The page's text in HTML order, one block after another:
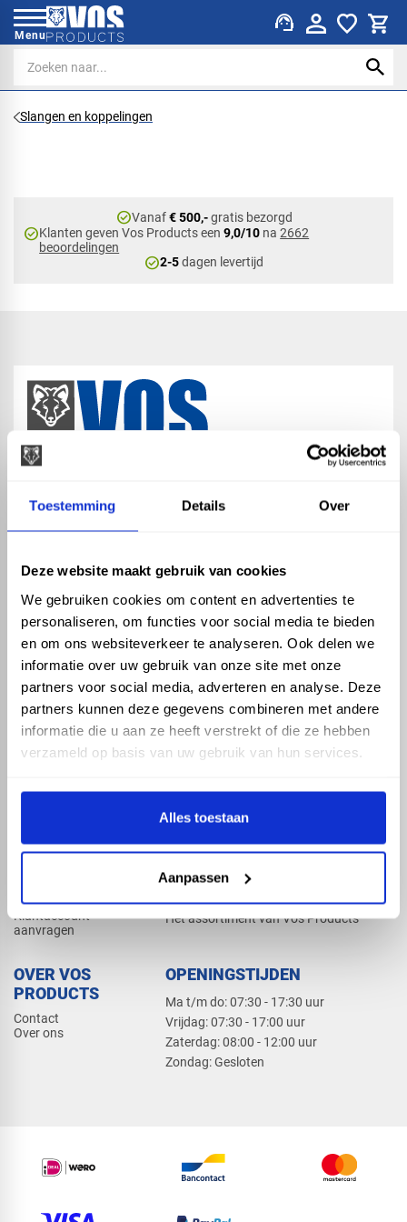
Toestemming Details Over
Deze website maakt gebruik van cookies
We gebruiken cookies om content en advertenties te
personaliseren, om functies voor social media te bieden
en om ons websiteverkeer te analyseren. Ook delen we
informatie over uw gebruik van onze site met onze
partners voor social media, adverteren en analyse. Deze
partners kunnen deze gegevens combineren met andere
informatie die u aan ze heeft verstrekt of die ze hebben
verzameld op basis van uw gebruik van hun services.
Alles toestaan
Aanpassen
Menu support_agent
Slangen en koppelingen
check_circleVanaf€ 500,-gratis bezorgd
check_circleKlanten geven Vos Products een9,0/10 na2662
beoordelingen
check_circle2-5dagen levertijd
ASSORTIMENT
Hemelwaterafvoer
Drukleiding
Beregening
Dak en gevel
KENNIS EN HULP
Klantenservice
Kennisbank
Klantaccount
aanvragen
PRODUCTCATALOGUS 2026
Het assortiment van Vos Products
OVER VOS
PRODUCTS
Contact
Over ons
OPENINGSTIJDEN
Ma t/m do: 07:30 - 17:30 uur
​Vrijdag: 07:30 - 17:00 uur
​Zaterdag: 08:00 - 12:00 uur
​Zondag: Gesloten
phone_enabled +31 416 75 02 55
mail info@vosproducts.nl
check_circleDé bouwmarkt van Altena
check_circle Direct uit grote voorraad geleverd met eigen transport
check_circleLevering in NL en BE